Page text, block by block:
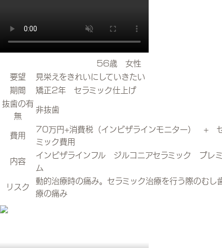
56歳 女性
要望
見栄えをきれいにしていきたい
期間
矯正2年 セラミック仕上げ
抜歯の有
無
非抜歯
費用
70万円+消費税（インビザラインモニター） +
ミック費用
内容
インビザラインフル ジルコニアセラミック プレ
ム
リスク 動的治療時の痛み。セラミック治療を行う際のむし
療の痛み